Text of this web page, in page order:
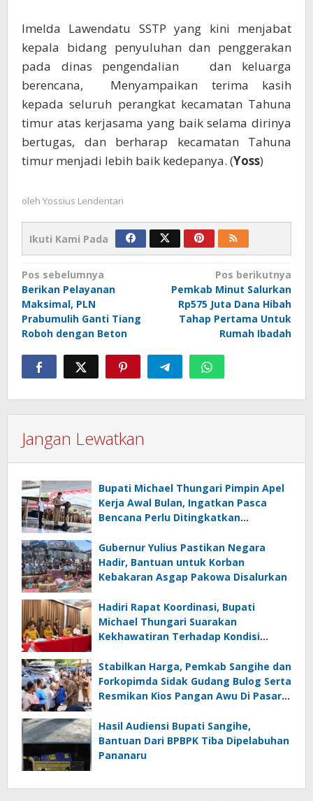
Imelda Lawendatu SSTP yang kini menjabat
kepala bidang penyuluhan dan penggerakan
pada dinas pengendalian dan keluarga
berencana, Menyampaikan terima kasih
kepada seluruh perangkat kecamatan Tahuna
timur atas kerjasama yang baik selama dirinya
bertugas, dan berharap kecamatan Tahuna
timur menjadi lebih baik kedepanya. (Yoss)
oleh Yossius Lendentari
Ikuti Kami Pada
Navigasi
pos
Pos sebelumnya
Berikan Pelayanan
Maksimal, PLN
Prabumulih Ganti Tiang
Roboh dengan Beton
Pos berikutnya
Pemkab Minut Salurkan
Rp575 Juta Dana Hibah
Tahap Pertama Untuk
Rumah Ibadah
Jangan Lewatkan
Bupati Michael Thungari Pimpin Apel
Kerja Awal Bulan, Ingatkan Pasca
Bencana Perlu Ditingkatkan
Berkoordinasi
Gubernur Yulius Pastikan Negara
Hadir, Bantuan untuk Korban
Kebakaran Asgap Pakowa Disalurkan
Hadiri Rapat Koordinasi, Bupati
Michael Thungari Suarakan
Kekhawatiran Terhadap Kondisi
Stabilkan Harga, Pemkab Sangihe dan
Forkopimda Sidak Gudang Bulog Serta
Resmikan Kios Pangan Awu Di Pasar
Hasil Audiensi Bupati Sangihe,
Bantuan Dari BPBPK Tiba Dipelabuhan
Pananaru